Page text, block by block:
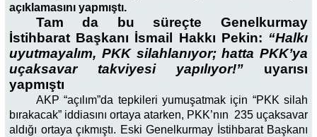
açıklamasını yapmıştı.
Tam da bu süreçte Genelkurmay
İstihbarat Başkanı İsmail Hakkı Pekin: “Halkı
uyutmayalım, PKK silahlanıyor; hatta PKK’ya
uçaksavar takviyesi yapılıyor!” uyarısı
yapmıştı
AKP “açılım”da tepkileri yumuşatmak için “PKK silah
bırakacak” iddiasını ortaya atarken, PKK’nın 235 uçaksavar
aldığı ortaya çıkmıştı. Eski Genelkurmay İstihbarat Başkanı